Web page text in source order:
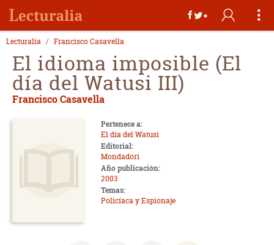
Lecturalia Francisco Casavella
El idioma imposible (El
día del Watusi III)
Francisco Casavella
Pertenece a:
El día del Watusi
Editorial:
Mondadori
Año publicación:
2003
Temas:
Policíaca y Espionaje